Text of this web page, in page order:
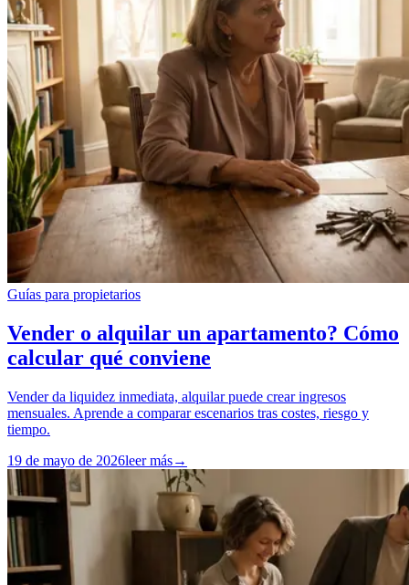
Guías para propietarios
Vender o alquilar un apartamento? Cómo
calcular qué conviene
Vender da liquidez inmediata, alquilar puede crear ingresos
mensuales. Aprende a comparar escenarios tras costes, riesgo y
tiempo.
19 de mayo de 2026leer más→